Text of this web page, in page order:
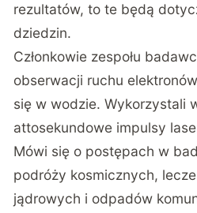
rezultatów, to te będą
dziedzin.
Członkowie zespołu
obserwacji ruchu
się w wodzie. Wykorzystali
attosekundowe impulsy
Mówi się o postępach w
podróży kosmicznych,
jądrowych i odpadów